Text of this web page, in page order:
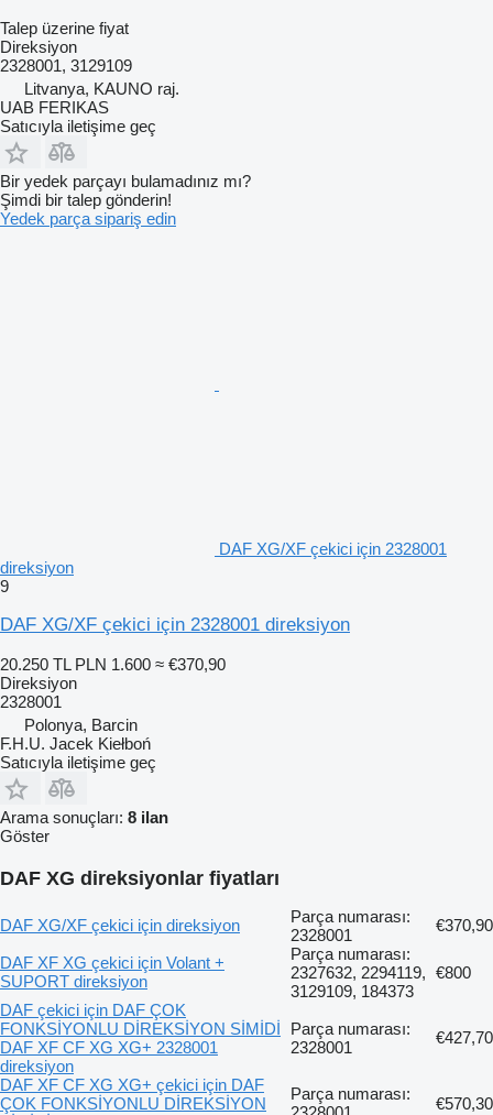
Talep üzerine fiyat
Direksiyon
2328001, 3129109
Litvanya, KAUNO raj.
UAB FERIKAS
Satıcıyla iletişime geç
Bir yedek parçayı bulamadınız mı?
Şimdi bir talep gönderin!
Yedek parça sipariş edin
DAF XG/XF çekici için 2328001
direksiyon
9
DAF XG/XF çekici için 2328001 direksiyon
20.250 TL PLN 1.600 ≈ €370,90
Direksiyon
2328001
Polonya, Barcin
F.H.U. Jacek Kiełboń
Satıcıyla iletişime geç
Arama sonuçları: 8 ilan
Göster
DAF XG direksiyonlar fiyatları
DAF XG/XF çekici için direksiyon
Parça numarası:
2328001
€370,90
DAF XF XG çekici için Volant +
SUPORT direksiyon
Parça numarası:
2327632, 2294119,
3129109, 184373
€800
DAF çekici için DAF ÇOK
FONKSİYONLU DİREKSİYON SİMİDİ
DAF XF CF XG XG+ 2328001
direksiyon
Parça numarası:
2328001
€427,70
DAF XF CF XG XG+ çekici için DAF
ÇOK FONKSİYONLU DİREKSİYON
Parça numarası:
€570,30